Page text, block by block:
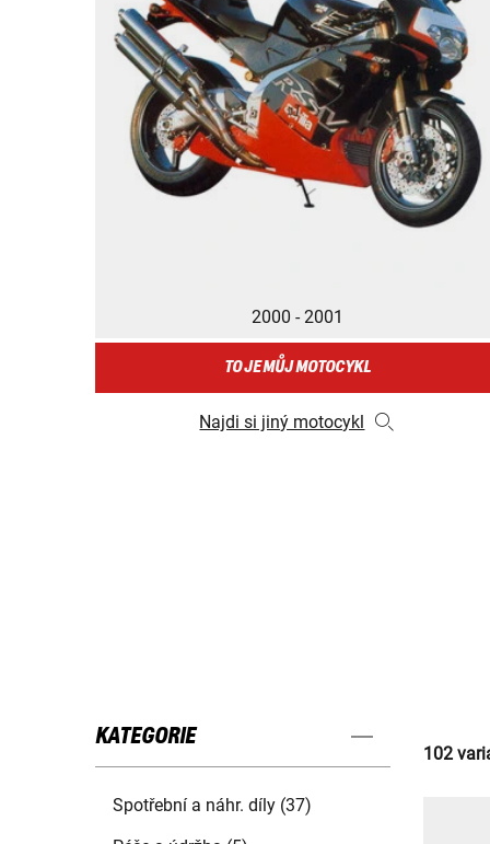
2000 - 2001
TO JE MŮJ MOTOCYKL
Najdi si jiný motocykl
KATEGORIE
Spotřební a náhr. díly (37)
102